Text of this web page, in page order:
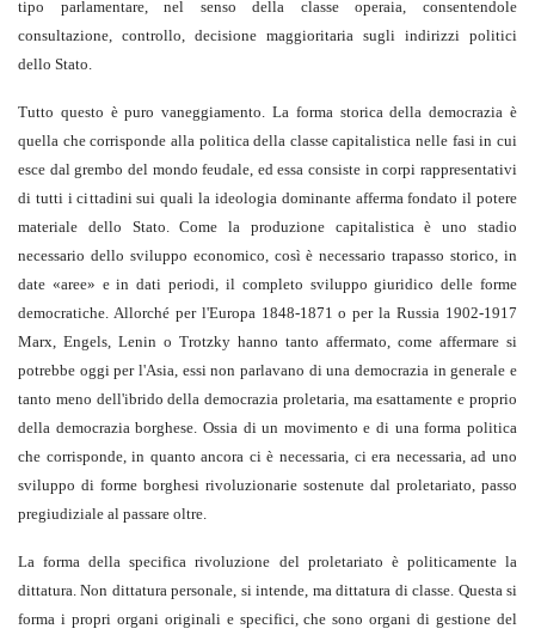
tipo parlamentare, nel senso della classe operaia, consentendole
consultazione, controllo, decisione maggioritaria sugli indirizzi politici
dello Stato.
Tutto questo è puro vaneggiamento. La forma storica della democrazia è
quella che corrisponde alla politica della classe capitalistica nelle fasi in cui
esce dal grembo del mondo feudale, ed essa consiste in corpi rappresentativi
di tutti i cittadini sui quali la ideologia dominante afferma fondato il potere
materiale dello Stato. Come la produzione capitalistica è uno stadio
necessario dello sviluppo economico, così è necessario trapasso storico, in
date «aree» e in dati periodi, il completo sviluppo giuridico delle forme
democratiche. Allorché per l'Europa 1848-1871 o per la Russia 1902-1917
Marx, Engels, Lenin o Trotzky hanno tanto affermato, come affermare si
potrebbe oggi per l'Asia, essi non parlavano di una democrazia in generale e
tanto meno dell'ibrido della democrazia proletaria, ma esattamente e proprio
della democrazia borghese. Ossia di un movimento e di una forma politica
che corrisponde, in quanto ancora ci è necessaria, ci era necessaria, ad uno
sviluppo di forme borghesi rivoluzionarie sostenute dal proletariato, passo
pregiudiziale al passare oltre.
La forma della specifica rivoluzione del proletariato è politicamente la
dittatura. Non dittatura personale, si intende, ma dittatura di classe. Questa si
forma i propri organi originali e specifici, che sono organi di gestione del